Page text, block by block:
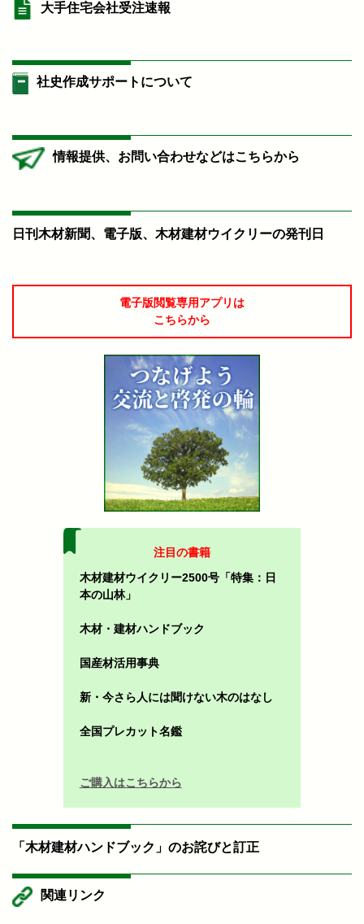
大手住宅会社受注速報
社史作成サポートについて
情報提供、お問い合わせなどはこちらから
日刊木材新聞、電子版、木材建材ウイクリーの発刊日
電子版閲覧専用アプリは
こちらから
注目の書籍
木材建材ウイクリー2500号「特集：日
本の山林」
木材・建材ハンドブック
国産材活用事典
新・今さら人には聞けない木のはなし
全国プレカット名鑑
ご購入はこちらから
「木材建材ハンドブック」のお詫びと訂正
関連リンク